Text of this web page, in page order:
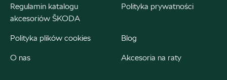
Bednarek
Regulamin katalogu
akcesoriów ŠKODA
Polityka prywatności
Polityka plików cookies Blog
O nas Akcesoria na raty